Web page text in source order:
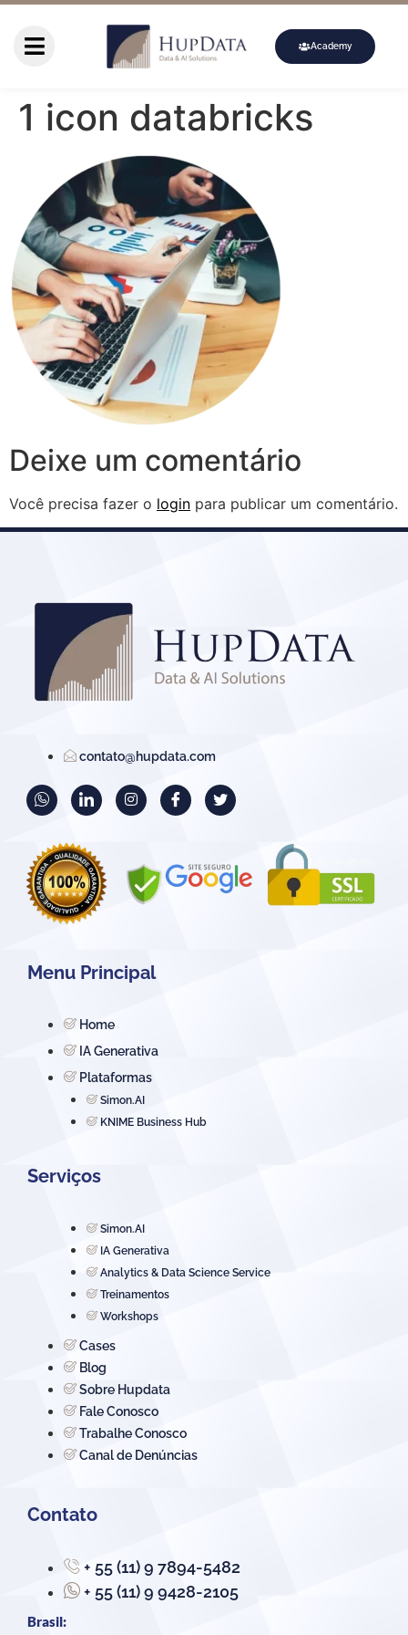
Academy
1 icon databricks
Deixe um comentário
Você precisa fazer o login para publicar um comentário.
contato@hupdata.com
Menu Principal
Home
IA Generativa
Plataformas
Simon.AI
KNIME Business Hub
Serviços
Simon.AI
IA Generativa
Analytics & Data Science Service
Treinamentos
Workshops
Cases
Blog
Sobre Hupdata
Fale Conosco
Trabalhe Conosco
Canal de Denúncias
Contato
+ 55 (11) 9 7894-5482
+ 55 (11) 9 9428-2105
Brasil: